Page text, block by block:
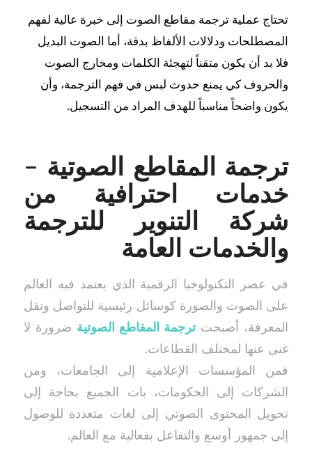
تحتاج عملية ترجمة مقاطع الصوت إلى خبرة عالية لفهم
المصطلحات ودلالات الألفاظ بدقة، أما الصوت البديل
فلا بد أن يكون متقناً لتهجئة الكلمات ومخارج الصوت
والحروف كي يمنع حدوث لبس في فهم الترجمة، وأن
يكون واضحاً مناسباً للهدف المراد من التسجيل.
ترجمة المقاطع الصوتية –
خدمات احترافية من
شركة التنوير للترجمة
والخدمات العامة
في عصر التكنولوجيا الرقمية الذي يعتمد فيه العالم
على الصوت والصورة كوسائل رئيسية للتواصل ونقل
المعرفة، أصبحتترجمة المقاطع الصوتية ضرورة لا
غنى عنها لمختلف القطاعات.
فمن المؤسسات الإعلامية إلى الجامعات، ومن
الشركات إلى الحكومات، بات الجميع بحاجة إلى
تحويل المحتوى الصوتي إلى لغات متعددة للوصول
إلى جمهور أوسع والتفاعل بفعالية مع العالم.